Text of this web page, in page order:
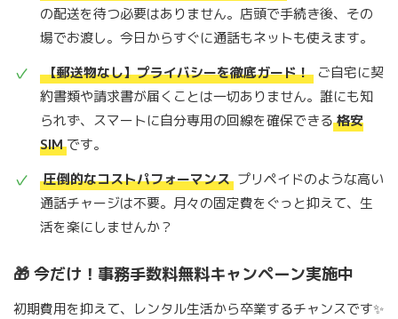
の配送を待つ必要はありません。店頭で手続き後、その
場でお渡し。今日からすぐに通話もネットも使えます。
【郵送物なし】プライバシーを徹底ガード！ ご自宅に契
約書類や請求書が届くことは一切ありません。誰にも知
られず、スマートに自分専用の回線を確保できる 格安
SIM です。
圧倒的なコストパフォーマンス プリペイドのような高い
通話チャージは不要。月々の固定費をぐっと抑えて、生
活を楽にしませんか？
🎁 今だけ！事務手数料無料キャンペーン実施中
初期費用を抑えて、レンタル生活から卒業するチャンスです✨